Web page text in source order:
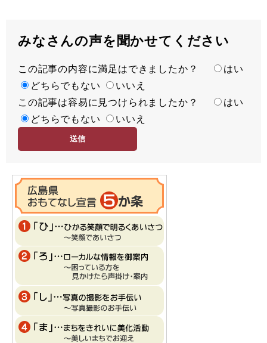
みなさんの声を聞かせてください
満
足
度
この記事の内容に満足はできましたか？
はい
どちらでもない
いいえ
容
易
この記事は容易に見つけられましたか？
はい
どちらでもない
いいえ